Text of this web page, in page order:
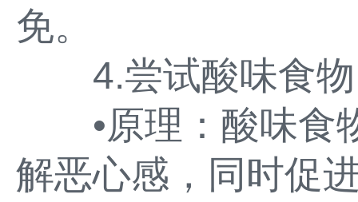
免。
4.尝试酸味食物
•原理：酸味食
解恶心感，同时促